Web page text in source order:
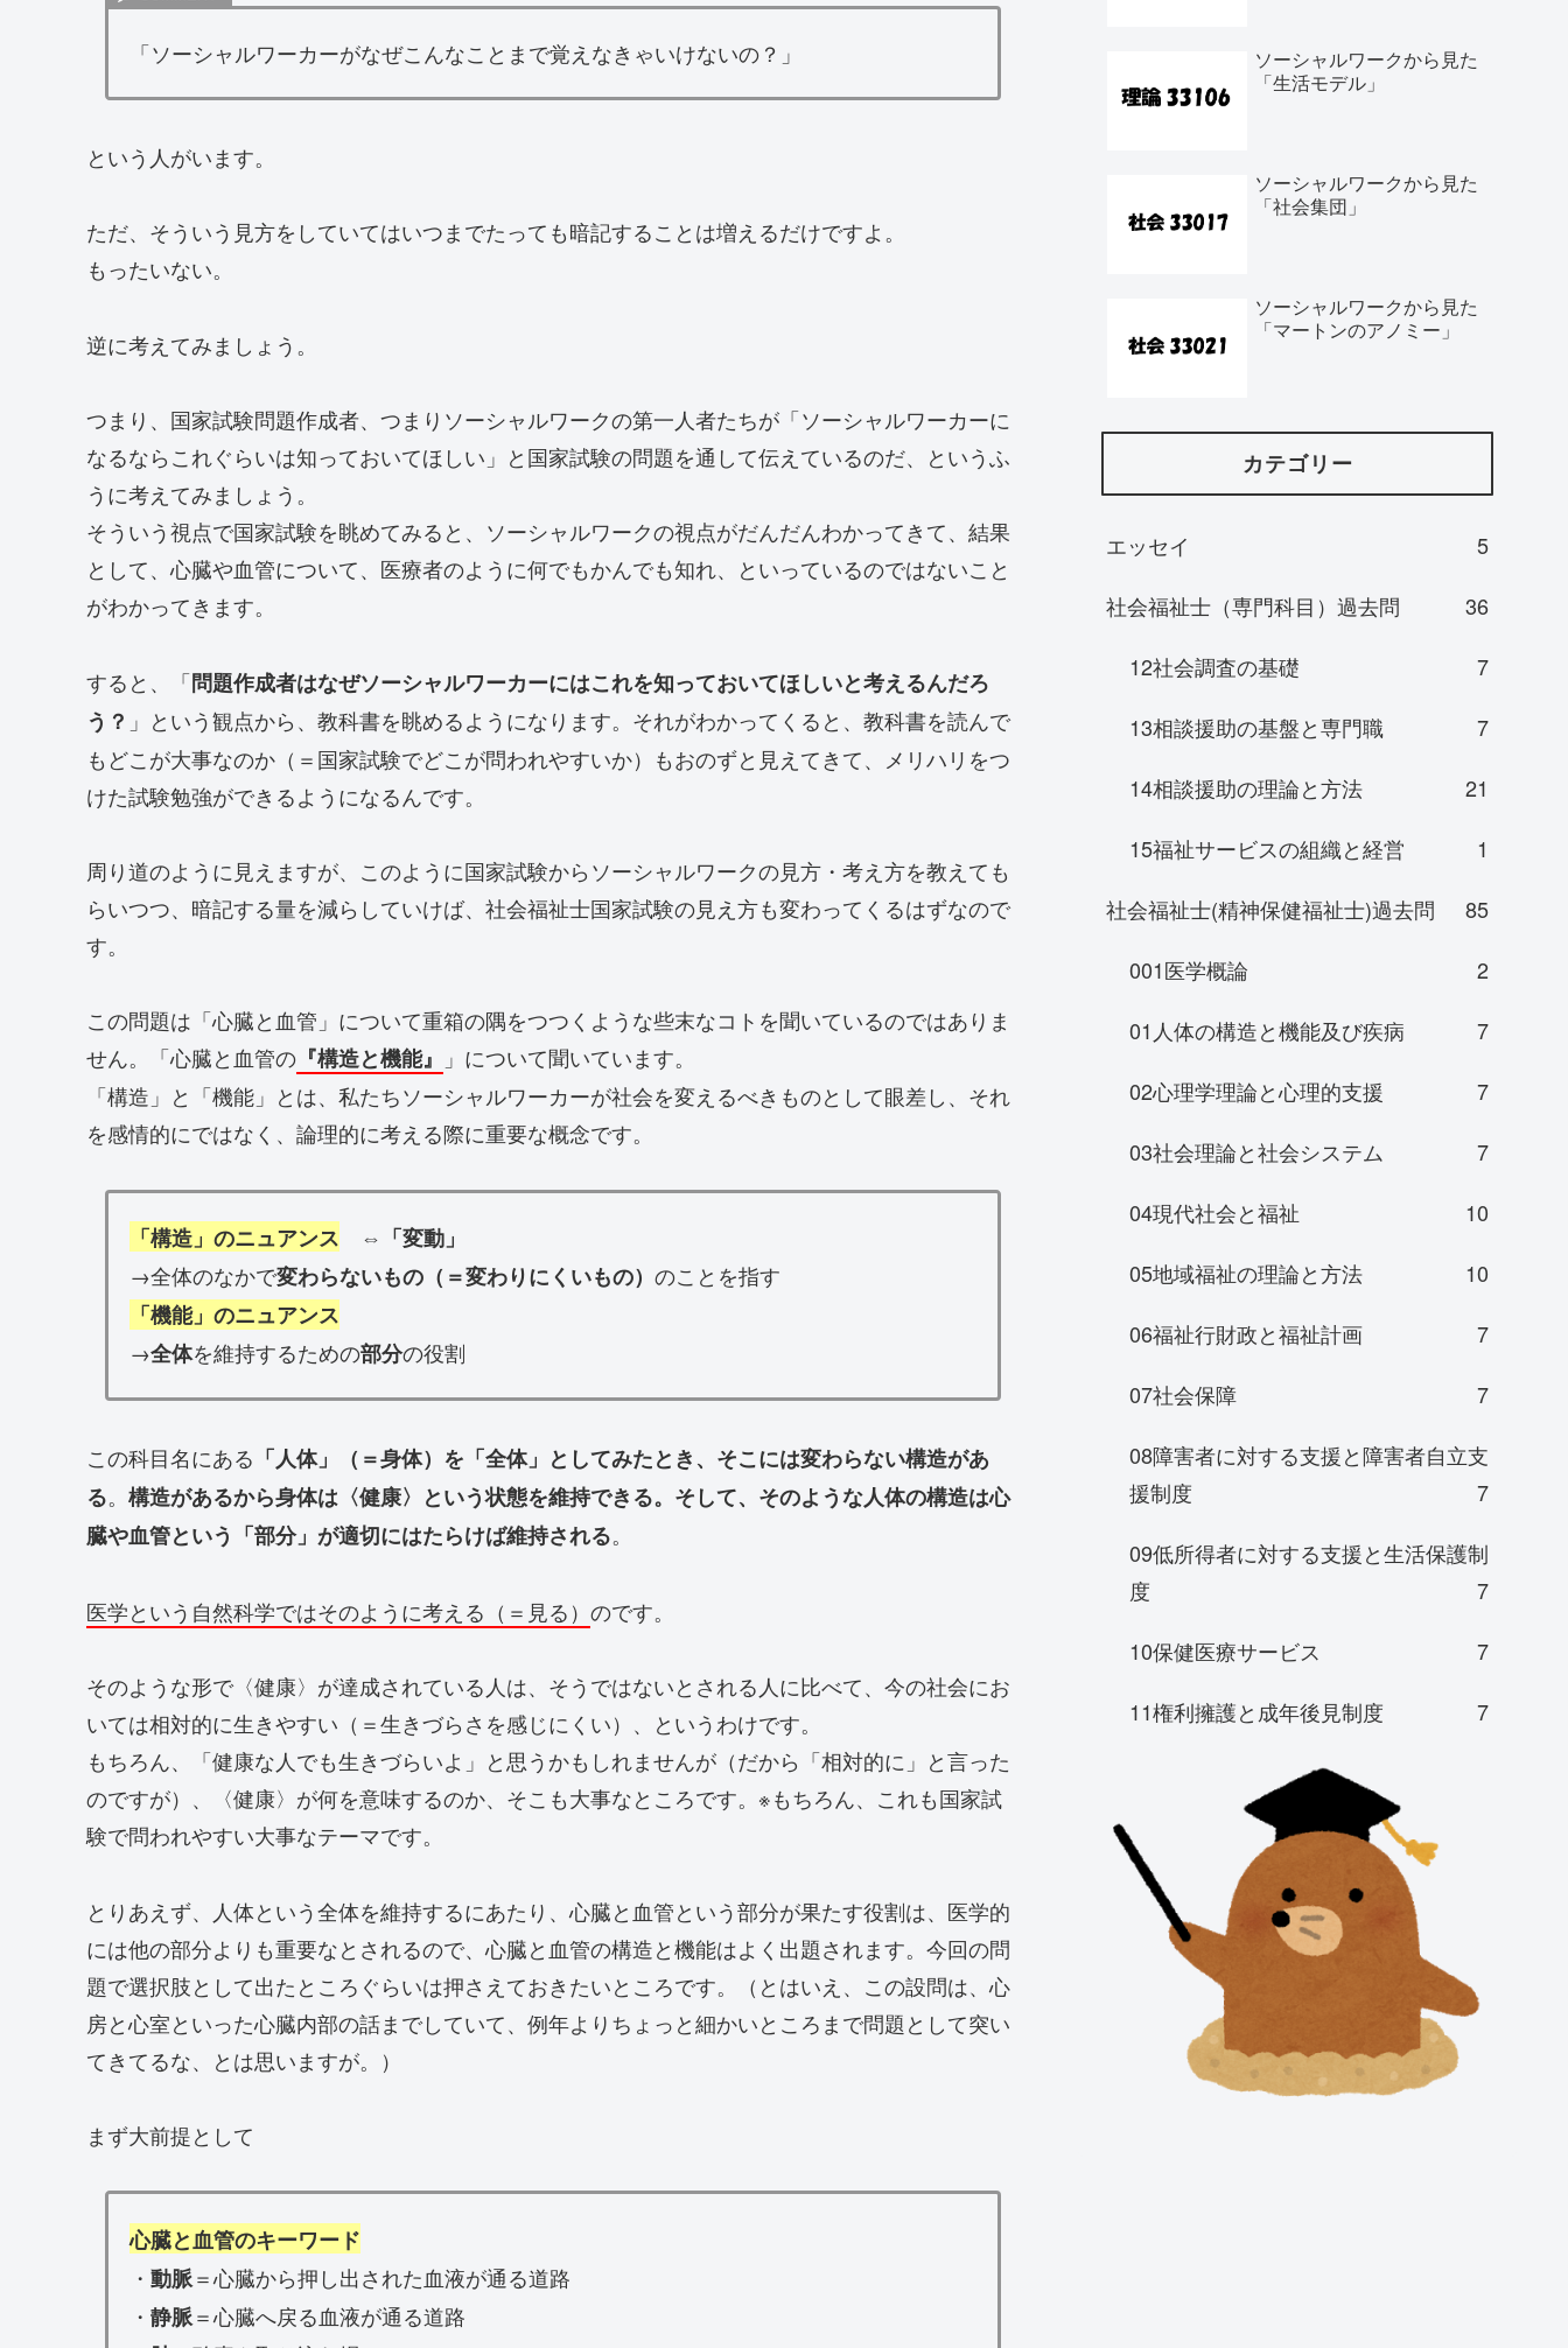
「ソーシャルワーカーがなぜこんなことまで覚えなきゃいけないの？」
という人がいます。
ただ、そういう見方をしていてはいつまでたっても暗記することは増えるだけですよ。
もったいない。
逆に考えてみましょう。
つまり、国家試験問題作成者、つまりソーシャルワークの第一人者たちが「ソーシャルワーカーに
なるならこれぐらいは知っておいてほしい」と国家試験の問題を通して伝えているのだ、というふ
うに考えてみましょう。
そういう視点で国家試験を眺めてみると、ソーシャルワークの視点がだんだんわかってきて、結果
として、心臓や血管について、医療者のように何でもかんでも知れ、といっているのではないこと
がわかってきます。
すると、「問題作成者はなぜソーシャルワーカーにはこれを知っておいてほしいと考えるんだろ
う？ 」という観点から、教科書を眺めるようになります。それがわかってくると、教科書を読んで
もどこが大事なのか（＝国家試験でどこが問われやすいか）もおのずと見えてきて、メリハリをつ
けた試験勉強ができるようになるんです。
周り道のように見えますが、このように国家試験からソーシャルワークの見方・考え方を教えても
らいつつ、暗記する量を減らしていけば、社会福祉士国家試験の見え方も変わってくるはずなので
す。
この問題は「心臓と血管」について重箱の隅をつつくような些末なコトを聞いているのではありま
せん。「心臓と血管の 『構造と機能』
」について聞いています。
「構造」と「機能」とは、私たちソーシャルワーカーが社会を変えるべきものとして眼差し、それ
を感情的にではなく、論理的に考える際に重要な概念です。
「構造」のニュアンス ⇔「変動」
→全体のなかで変わらないもの（＝変わりにくいもの） のことを指す
「機能」のニュアンス
→全体を維持するための部分の役割
この科目名にある 「人体」（＝身体）を「全体」としてみたとき、そこには変わらない構造があ
る。 構造があるから身体は〈健康〉という状態を維持できる。そして、そのような人体の構造は心
臓や血管という「部分」が適切にはたらけば維持される。
医学という自然科学ではそのように考える（＝見る） のです。
そのような形で〈健康〉が達成されている人は、そうではないとされる人に比べて、今の社会にお
いては相対的に生きやすい（＝生きづらさを感じにくい）、というわけです。
もちろん、「健康な人でも生きづらいよ」と思うかもしれませんが（だから「相対的に」と言った
のですが）、〈健康〉が何を意味するのか、そこも大事なところです。※もちろん、これも国家試
験で問われやすい大事なテーマです。
とりあえず、人体という全体を維持するにあたり、心臓と血管という部分が果たす役割は、医学的
には他の部分よりも重要なとされるので、心臓と血管の構造と機能はよく出題されます。今回の問
題で選択肢として出たところぐらいは押さえておきたいところです。（とはいえ、この設問は、心
房と心室といった心臓内部の話までしていて、例年よりちょっと細かいところまで問題として突い
てきてるな、とは思いますが。）
まず大前提として
心臓と血管のキーワード
・ 動脈＝心臓から押し出された血液が通る道路
・ 静脈＝心臓へ戻る血液が通る道路
ソーシャルワークから見た
「生活モデル」
ソーシャルワークから見た
「社会集団」
ソーシャルワークから見た
「マートンのアノミー」
カテゴリー
エッセイ
5
社会福祉士（専門科目）過去問
36
12社会調査の基礎
7
13相談援助の基盤と専門職
7
14相談援助の理論と方法
21
15福祉サービスの組織と経営
1
社会福祉士(精神保健福祉士)過去問
85
001医学概論
2
01人体の構造と機能及び疾病
7
02心理学理論と心理的支援
7
03社会理論と社会システム
7
04現代社会と福祉
10
05地域福祉の理論と方法
10
06福祉行財政と福祉計画
7
07社会保障
7
08障害者に対する支援と障害者自立支
援制度
7
09低所得者に対する支援と生活保護制
度
7
10保健医療サービス
7
11権利擁護と成年後見制度
7